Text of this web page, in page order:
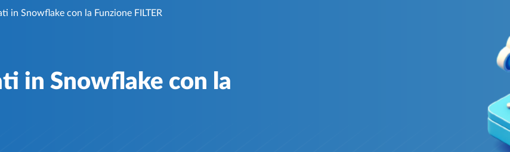
in Snowflake con la Funzione FILTER
in Snowflake con la